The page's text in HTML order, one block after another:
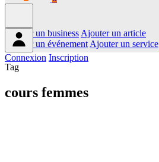
Ajouter un business Ajouter un article
Ajouter un événement Ajouter un service
Connexion Inscription
Tag
cours femmes